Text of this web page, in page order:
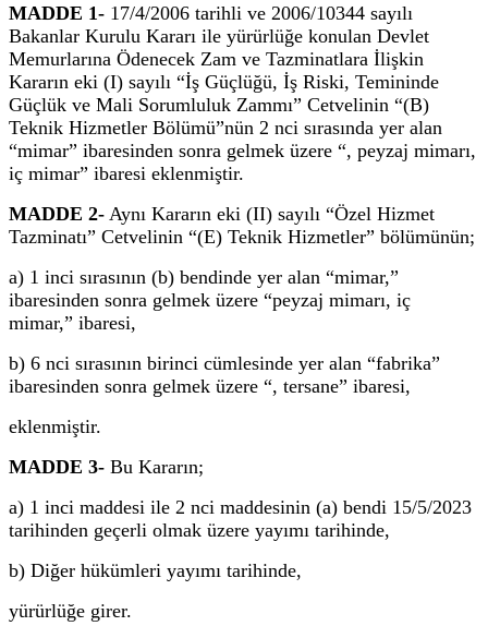
MADDE 1- 17/4/2006 tarihli ve 2006/10344 sayılı
Bakanlar Kurulu Kararı ile yürürlüğe konulan Devlet
Memurlarına Ödenecek Zam ve Tazminatlara İlişkin
Kararın eki (I) sayılı “İş Güçlüğü, İş Riski, Temininde
Güçlük ve Mali Sorumluluk Zammı” Cetvelinin “(B)
Teknik Hizmetler Bölümü”nün 2 nci sırasında yer alan
“mimar” ibaresinden sonra gelmek üzere “, peyzaj mimarı,
iç mimar” ibaresi eklenmiştir.
MADDE 2- Aynı Kararın eki (II) sayılı “Özel Hizmet
Tazminatı” Cetvelinin “(E) Teknik Hizmetler” bölümünün;
a) 1 inci sırasının (b) bendinde yer alan “mimar,”
ibaresinden sonra gelmek üzere “peyzaj mimarı, iç
mimar,” ibaresi,
b) 6 nci sırasının birinci cümlesinde yer alan “fabrika”
ibaresinden sonra gelmek üzere “, tersane” ibaresi,
eklenmiştir.
MADDE 3- Bu Kararın;
a) 1 inci maddesi ile 2 nci maddesinin (a) bendi 15/5/2023
tarihinden geçerli olmak üzere yayımı tarihinde,
b) Diğer hükümleri yayımı tarihinde,
yürürlüğe girer.